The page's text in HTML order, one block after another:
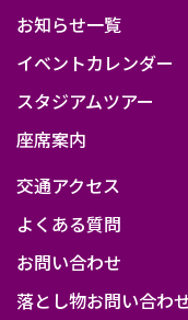
お知らせ一覧
イベントカレンダー
スタジアムツアー
座席案内
交通アクセス
よくある質問
お問い合わせ
落とし物お問い合わ